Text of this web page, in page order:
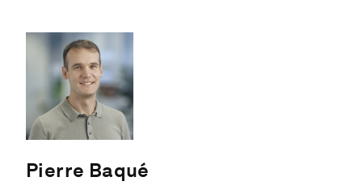
Pierre Baqué